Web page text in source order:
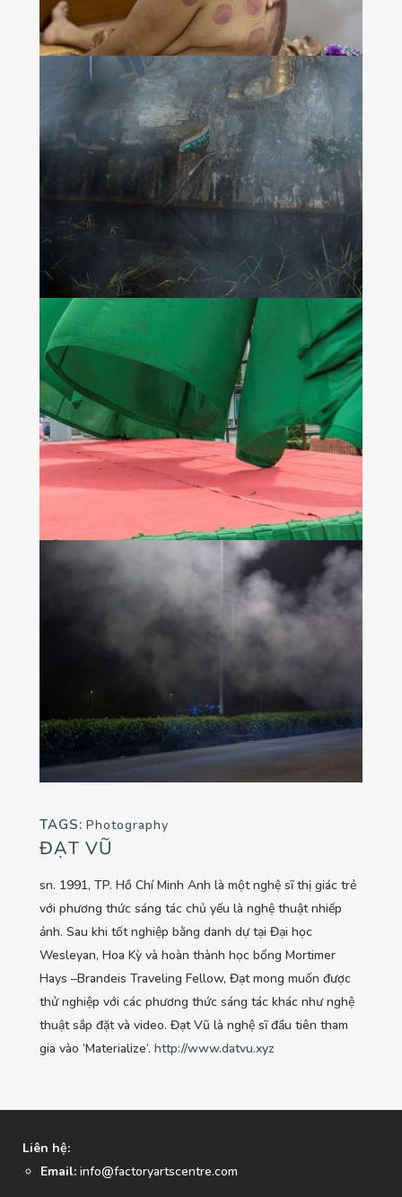
TAGS: Photography
ĐẠT VŨ
sn. 1991, TP. Hồ Chí Minh Anh là một nghệ sĩ thị giác trẻ
với phương thức sáng tác chủ yếu là nghệ thuật nhiếp
ảnh. Sau khi tốt nghiệp bằng danh dự tại Đại học
Wesleyan, Hoa Kỳ và hoàn thành học bổng Mortimer
Hays –Brandeis Traveling Fellow, Đạt mong muốn được
thử nghiệp với các phương thức sáng tác khác như nghệ
thuật sắp đặt và video. Đạt Vũ là nghệ sĩ đầu tiên tham
gia vào ‘Materialize‘. http://www.datvu.xyz
Liên hệ:
Email: info@factoryartscentre.com